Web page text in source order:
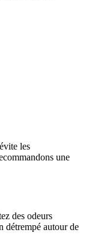
les
une
des odeurs
détrempé autour de